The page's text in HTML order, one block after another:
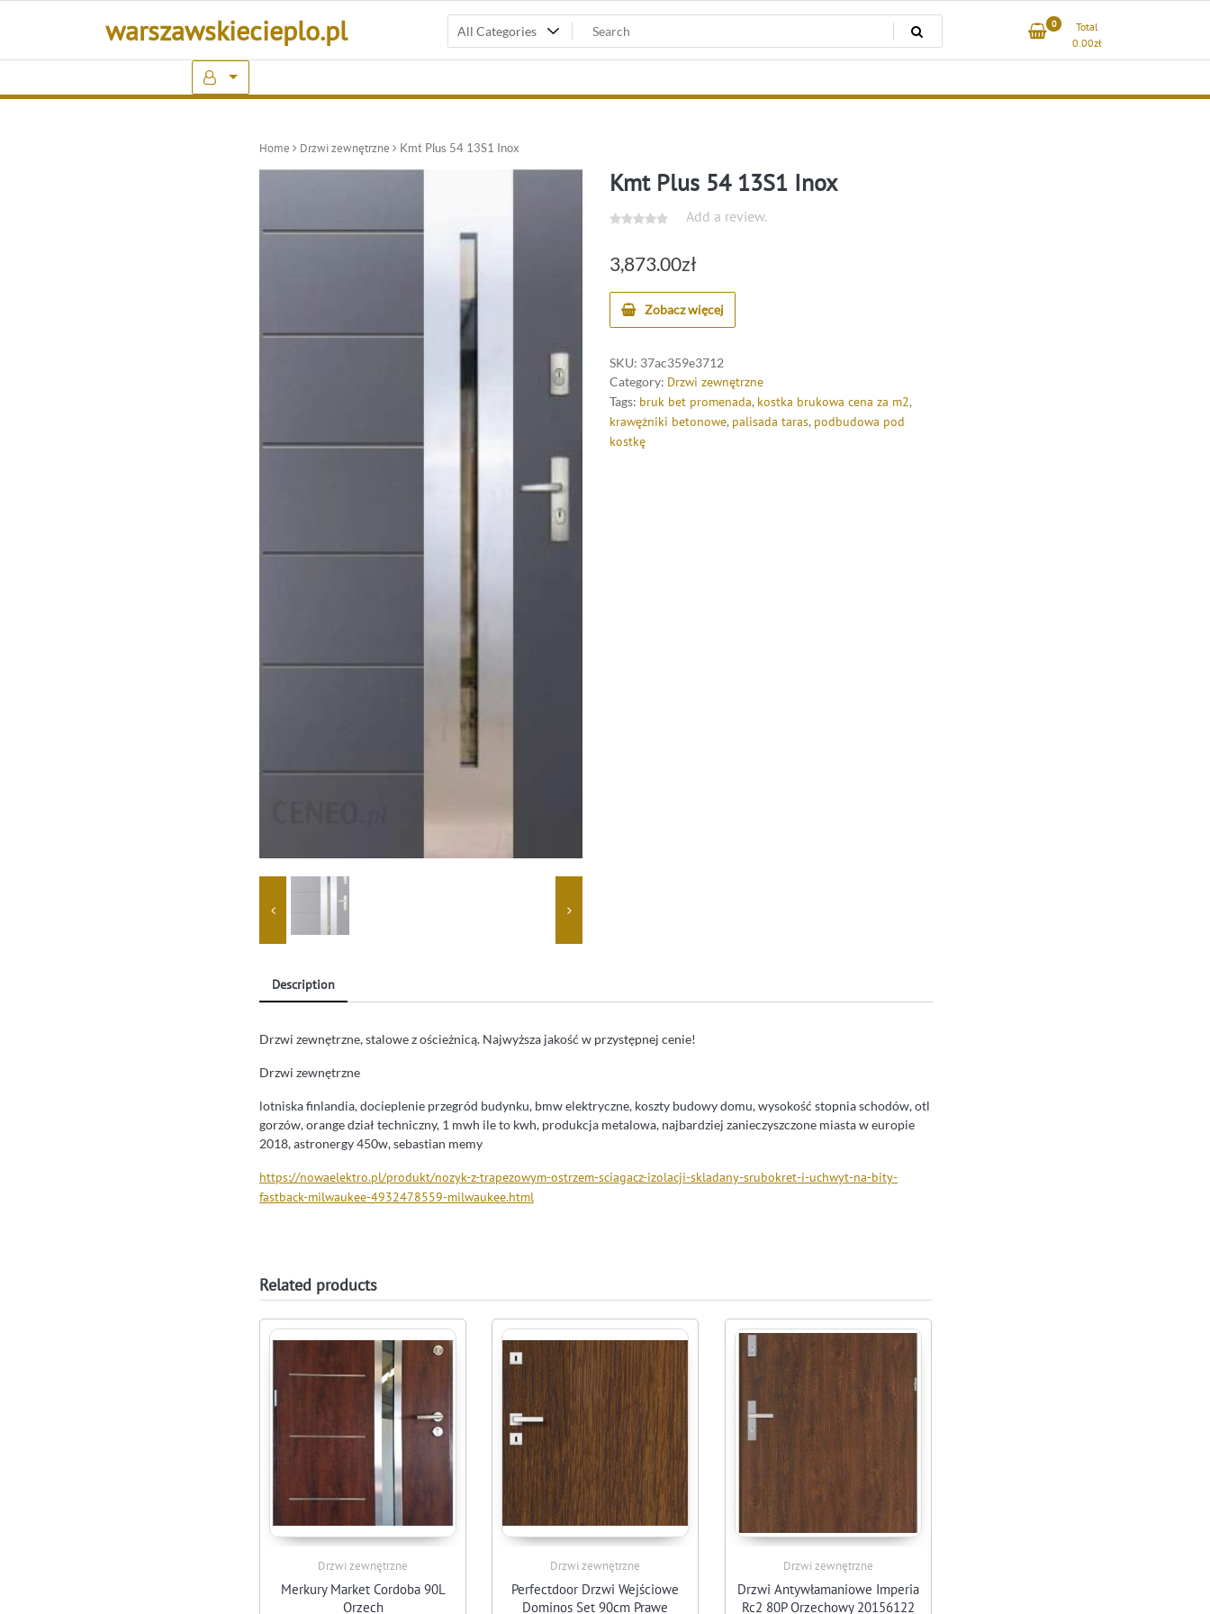
warszawskiecieplo.pl 0
Total
0.00zł
Home Drzwi zewnętrzne Kmt Plus 54 13S1 Inox
Kmt Plus 54 13S1 Inox
Add a review.
3,873.00zł
Zobacz więcej
SKU: 37ac359e3712
Category: Drzwi zewnętrzne
Tags: bruk bet promenada, kostka brukowa cena za m2,
krawężniki betonowe, palisada taras, podbudowa pod
kostkę
Description
Drzwi zewnętrzne, stalowe z ościeżnicą. Najwyższa jakość w przystępnej cenie!
Drzwi zewnętrzne
lotniska finlandia, docieplenie przegród budynku, bmw elektryczne, koszty budowy domu, wysokość stopnia schodów, otl
gorzów, orange dział techniczny, 1 mwh ile to kwh, produkcja metalowa, najbardziej zanieczyszczone miasta w europie
2018, astronergy 450w, sebastian memy
https://nowaelektro.pl/produkt/nozyk-z-trapezowym-ostrzem-sciagacz-izolacji-skladany-srubokret-i-uchwyt-na-bity-
fastback-milwaukee-4932478559-milwaukee.html
Related products
Drzwi zewnętrzne
Merkury Market Cordoba 90L
Orzech
Drzwi zewnętrzne
Perfectdoor Drzwi Wejściowe
Dominos Set 90cm Prawe
Drzwi zewnętrzne
Drzwi Antywłamaniowe Imperia
Rc2 80P Orzechowy 20156122